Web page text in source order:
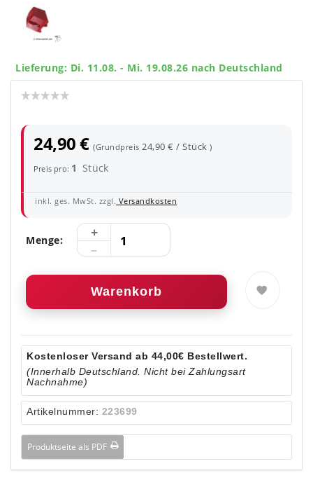
Lieferung: Di. 11.08. - Mi. 19.08.26 nach Deutschland
24,90 €(Grundpreis24,90 € / Stück)
Preis pro: 1 Stück
inkl. ges. MwSt. zzgl. Versandkosten
Menge:
Warenkorb
Kostenloser Versand ab 44,00€ Bestellwert.
(Innerhalb Deutschland. Nicht bei Zahlungsart
Nachnahme)
Artikelnummer: 223699
Produktseite als PDF